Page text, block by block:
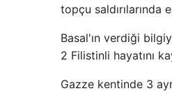
topçu saldırılarında
Basal'ın verdiği
2 Filistinli hayatını
Gazze kentinde 3